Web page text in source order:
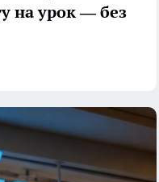
на урок — без